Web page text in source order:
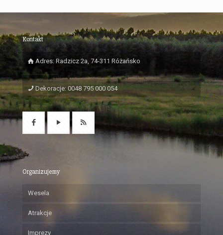
Kontakt
Adres: Radzicz 2a, 74-311 Różańsko
Dekoracje: 0048 795 000 054
Organizujemy
Wesela
Atrakcje
Imprezy